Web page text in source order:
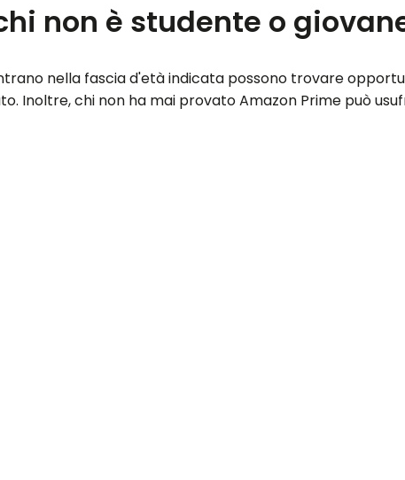
non è studente o
nella fascia d'età indicata possono trovare
Inoltre, chi non ha mai provato Amazon Prime può